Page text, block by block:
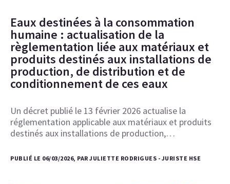
Eaux destinées à la consommation
humaine : actualisation de la
règlementation liée aux matériaux et
produits destinés aux installations de
production, de distribution et de
conditionnement de ces eaux
Un décret publié le 13 février 2026 actualise la
réglementation applicable aux matériaux et produits
destinés aux installations de production,…
PUBLIÉ LE 06/03/2026, PAR JULIETTE RODRIGUES - JURISTE HSE